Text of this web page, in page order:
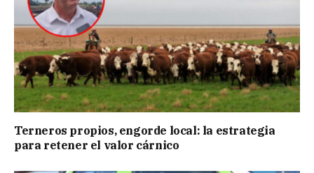
Terneros propios, engorde local: la estrategia
para retener el valor cárnico